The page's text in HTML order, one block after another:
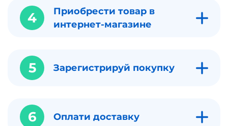
4
Приобрести товар в
интернет-магазине
5 Зарегистрируй покупку
6 Оплати доставку